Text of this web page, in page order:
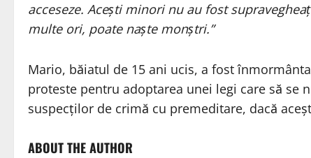
acceseze. Acești minori nu au fost
multe ori, poate naște monștri.”
Mario, băiatul de 15 ani ucis, a fost
proteste pentru adoptarea unei legi care să se
suspecților de crimă cu premeditare, dacă
ABOUT THE AUTHOR